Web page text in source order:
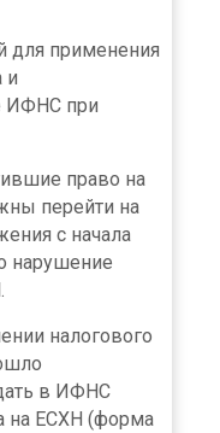
для применения
и
ИФНС при
право на
перейти на
с начала
нарушение
налогового
в ИФНС
на ЕСХН (форма